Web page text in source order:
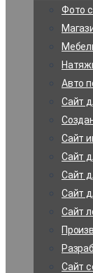
Фото
Авто
Сайт
Сайт
Сайт
Сайт
Сайт
Сайт
Сайт